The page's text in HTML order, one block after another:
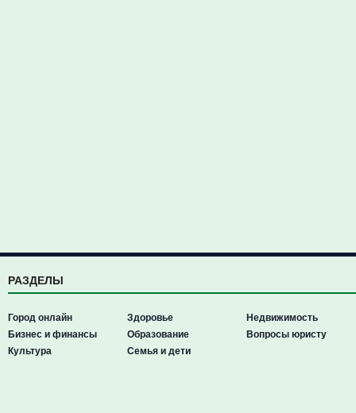
РАЗДЕЛЫ
Город онлайн
Бизнес и финансы
Культура
Здоровье
Образование
Семья и дети
Недвижимость
Вопросы юристу